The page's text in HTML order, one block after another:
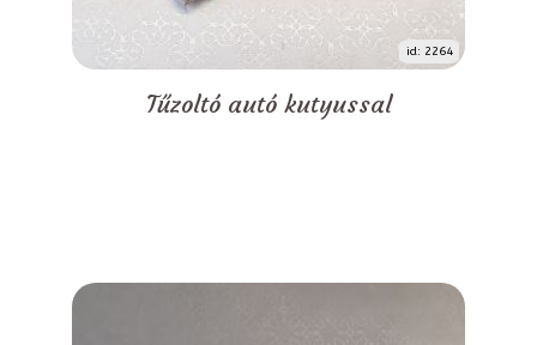
id: 2264
Tűzoltó autó kutyussal